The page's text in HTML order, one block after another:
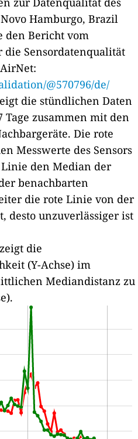
Hamburgo, Brazil
den Bericht vom
Sensordatenqualität
@570796/de/
die stündlichen Daten
Tage zusammen mit den
Die rote
Messwerte des Sensors
den Median der
benachbarten
die rote Linie von der
desto unzuverlässiger ist
die
(Y-Achse) im
Mediandistanz zu